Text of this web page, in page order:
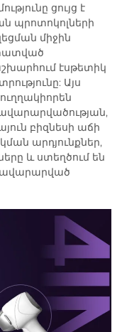
ցույց է
պրոտոկոլների
միջին
էսթետիկ
Այս
բիզնեսի աճի
արդյունքներ,
և ստեղծում են